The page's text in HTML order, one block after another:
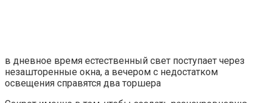
в дневное время естественный свет поступает через
незашторенные окна, а вечером с недостатком
освещения справятся два торшера